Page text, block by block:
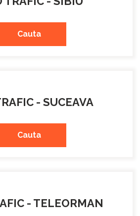
Cauta
- SUCEAVA
Cauta
- TELEORMAN